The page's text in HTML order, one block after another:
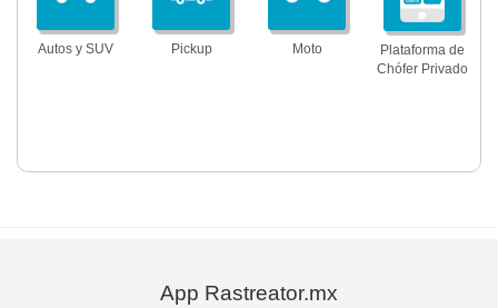
Autos y SUV Pickup Moto
Plataforma de
Chófer Privado
App Rastreator.mx